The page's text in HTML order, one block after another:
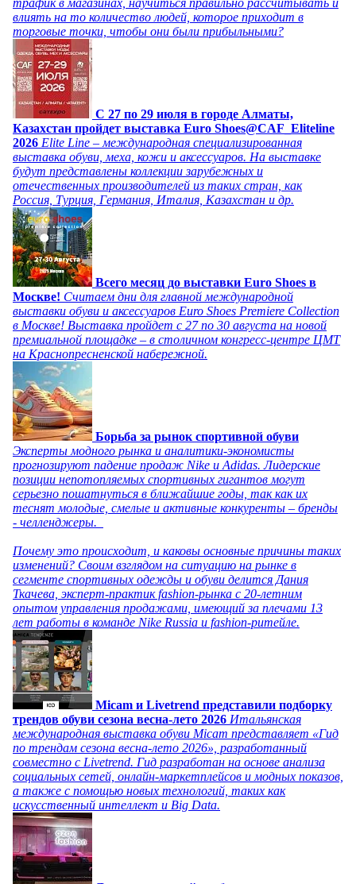
трафик в магазинах, научиться правильно рассчитывать и
влиять на то количество людей, которое приходит в
торговые точки, чтобы они были прибыльными?
C 27 по 29 июля в городе Алматы,
Казахстан пройдет выставка Euro Shoes@CAF_Eliteline
2026 Elite Line – международная специализированная
выставка обуви, меха, кожи и аксессуаров. На выставке
будут представлены коллекции зарубежных и
отечественных производителей из таких стран, как
Россия, Турция, Германия, Италия, Казахстан и др.
Всего месяц до выставки Euro Shoes в
Москве! Считаем дни для главной международной
выставки обуви и аксессуаров Euro Shoes Premiere Collection
в Москве! Выставка пройдет с 27 по 30 августа на новой
премиальной площадке – в столичном конгресс-центре ЦМТ
на Краснопресненской набережной.
Борьба за рынок спортивной обуви
Эксперты модного рынка и аналитики-экономисты
прогнозируют падение продаж Nike и Adidas. Лидерские
позиции непотопляемых спортивных гигантов могут
серьезно пошатнуться в ближайшие годы, так как их
теснят молодые, смелые и активные конкуренты – бренды
- челленджеры.
Почему это происходит, и каковы основные причины таких
изменений? Своим взглядом на ситуацию на рынке в
сегменте спортивных одежды и обуви делится Дания
Ткачева, эксперт-практик fashion-рынка с 20-летним
опытом управления продажами, имеющий за плечами 13
лет работы в команде Nike Russia и fashion-ритейле.
Micam и Livetrend представили подборку
трендов обуви сезона весна-лето 2026 Итальянская
международная выставка обуви Micam представляет «Гид
по трендам сезона весна-лето 2026», разработанный
совместно с Livetrend. Гид разработан на основе анализа
социальных сетей, онлайн-маркетплейсов и модных показов,
а также с помощью новых технологий, таких как
искусственный интеллект и Big Data.